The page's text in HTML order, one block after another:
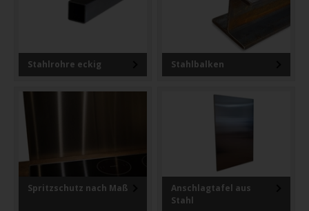
Stahlrohre eckig Stahlbalken
Spritzschutz nach Maß
Anschlagtafel aus
Stahl